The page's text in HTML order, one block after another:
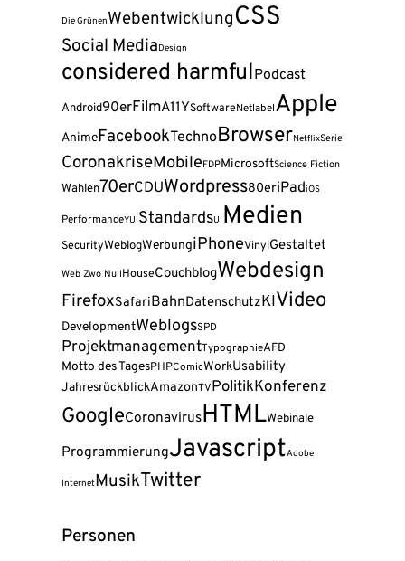
Die GrünenWebentwicklungCSS
Social MediaDesign
considered harmfulPodcast
Android90erFilmA11YSoftwareNetlabelApple
AnimeFacebookTechnoBrowserNetflixSerie
CoronakriseMobileFDPMicrosoftScience Fiction
Wahlen70erCDUWordpress80eriPadiOS
PerformanceYUIStandardsUI Medien
SecurityWeblogWerbungiPhoneVinylGestaltet
Web Zwo NullHouseCouchblogWebdesign
FirefoxSafariBahnDatenschutzKIVideo
DevelopmentWeblogsSPD
ProjektmanagementTypographieAFD
Motto des TagesPHPComicWorkUsability
JahresrückblickAmazonTVPolitikKonferenz
GoogleCoronavirusHTMLWebinale
ProgrammierungJavascriptAdobe
InternetMusikTwitter
Personen